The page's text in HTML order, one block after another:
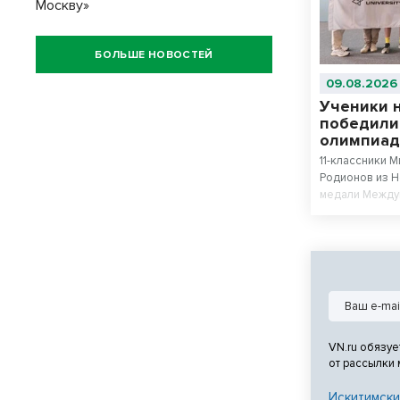
09.08.2026
Ученики
11-классники
Родионов из
медали
VN.ru
от
Москву»
БОЛЬШЕ НОВОСТЕЙ